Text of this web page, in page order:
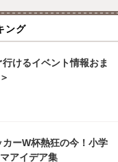
ング
行けるイベント情報おま
カーW杯熱狂の今！小学
アイデア集